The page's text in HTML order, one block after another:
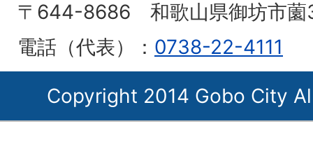
〒644-8686 和歌山県御坊市薗
電話（代表）： 0738-22-4111
Copyright 2014 Gobo City